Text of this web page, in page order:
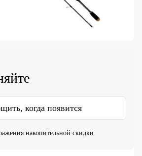
когда появится
накопительной скидки